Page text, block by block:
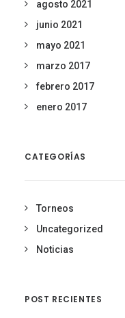
agosto 2021
junio 2021
mayo 2021
marzo 2017
febrero 2017
enero 2017
CATEGORÍAS
Torneos
Uncategorized
Noticias
POST RECIENTES